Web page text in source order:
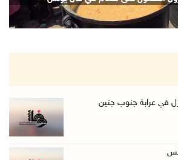
نسف المنازل واستهداف خيام ...
راعي أغنام في إذنا وي ...
من أجل فلسطين" في الأ ...
مسكنا بمسافر يطا جنو ...
في عرابة جنوب جنين